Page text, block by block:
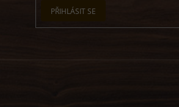
PŘIHLÁSIT SE